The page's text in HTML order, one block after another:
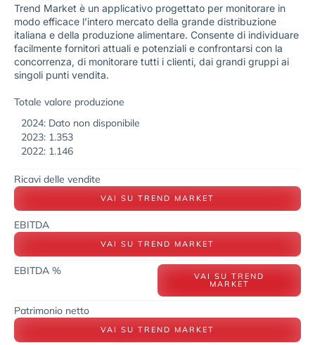
Trend Market è un applicativo progettato per monitorare in
modo efficace l’intero mercato della grande distribuzione
italiana e della produzione alimentare. Consente di individuare
facilmente fornitori attuali e potenziali e confrontarsi con la
concorrenza, di monitorare tutti i clienti, dai grandi gruppi ai
singoli punti vendita.
Totale valore produzione
2024: Dato non disponibile
2023: 1.353
2022: 1.146
Ricavi delle vendite
VAI SU TREND MARKET
EBITDA
VAI SU TREND MARKET
EBITDA % VAI SU TREND
MARKET
Patrimonio netto
VAI SU TREND MARKET